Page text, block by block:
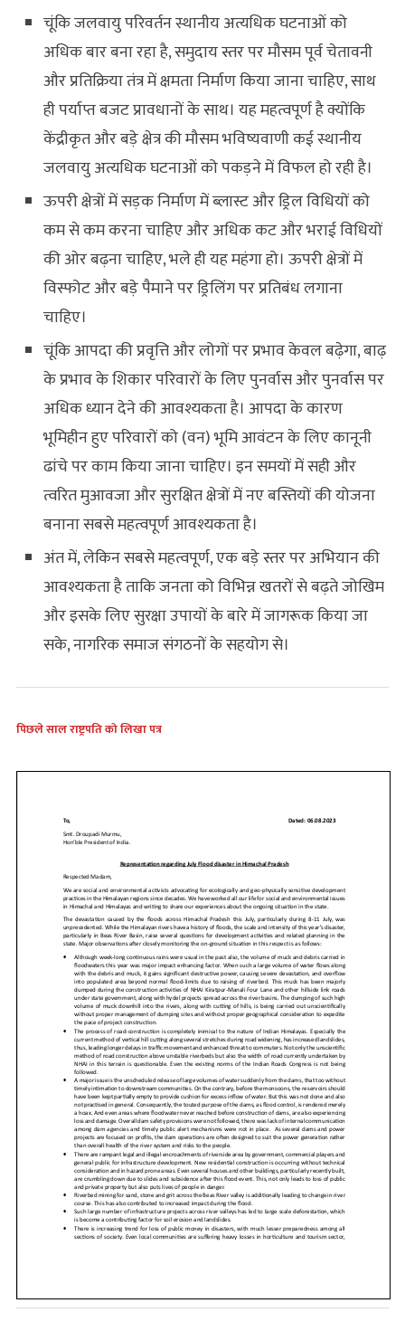
चूंकि जलवायु परिवर्तन स्थानीय अत्यधिक घटनाओं को
अधिक बार बना रहा है, समुदाय स्तर पर मौसम पूर्व चेतावनी
और प्रतिक्रिया तंत्र में क्षमता निर्माण किया जाना चाहिए, साथ
ही पर्याप्त बजट प्रावधानों के साथ। यह महत्वपूर्ण है क्योंकि
केंद्रीकृत और बड़े क्षेत्र की मौसम भविष्यवाणी कई स्थानीय
जलवायु अत्यधिक घटनाओं को पकड़ने में विफल हो रही है।
ऊपरी क्षेत्रों में सड़क निर्माण में ब्लास्ट और ड्रिल विधियों को
कम से कम करना चाहिए और अधिक कट और भराई विधियों
की ओर बढ़ना चाहिए, भले ही यह महंगा हो। ऊपरी क्षेत्रों में
विस्फोट और बड़े पैमाने पर ड्रिलिंग पर प्रतिबंध लगाना
चाहिए।
चूंकि आपदा की प्रवृत्ति और लोगों पर प्रभाव केवल बढ़ेगा, बाढ़
के प्रभाव के शिकार परिवारों के लिए पुनर्वास और पुनर्वास पर
अधिक ध्यान देने की आवश्यकता है। आपदा के कारण
भूमिहीन हुए परिवारों को (वन) भूमि आवंटन के लिए कानूनी
ढांचे पर काम किया जाना चाहिए। इन समयों में सही और
त्वरित मुआवजा और सुरक्षित क्षेत्रों में नए बस्तियों की योजना
बनाना सबसे महत्वपूर्ण आवश्यकता है।
अंत में, लेकिन सबसे महत्वपूर्ण, एक बड़े स्तर पर अभियान की
आवश्यकता है ताकि जनता को विभिन्न खतरों से बढ़ते जोखिम
और इसके लिए सुरक्षा उपायों के बारे में जागरूक किया जा
सके, नागरिक समाज संगठनों के सहयोग से।
पिछले साल राष्ट्रपति को लिखा पत्र